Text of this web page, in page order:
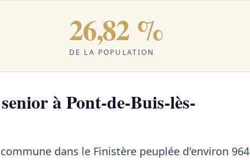
26,82 %
DE LA POPULATION
à Pont-de-Buis-lès-
dans le Finistère peuplée d'environ 964